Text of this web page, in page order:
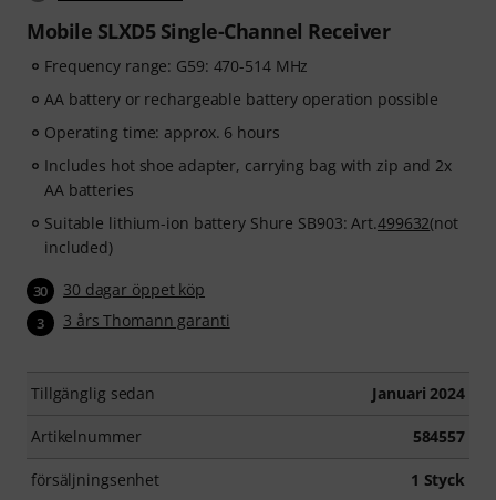
Mobile SLXD5 Single-Channel Receiver
Frequency range: G59: 470-514 MHz
AA battery or rechargeable battery operation possible
Operating time: approx. 6 hours
Includes hot shoe adapter, carrying bag with zip and 2x
AA batteries
Suitable lithium-ion battery Shure SB903: Art.499632(not
included)
30 30 dagar öppet köp
3 3 års Thomann garanti
Tillgänglig sedan Januari 2024
Artikelnummer 584557
försäljningsenhet 1 Styck